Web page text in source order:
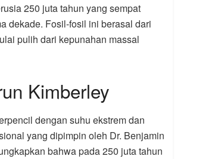
250 juta tahun yang sempat
dekade. Fosil-fosil ini berasal dari
pulih dari kepunahan massal
Kimberley
dengan suhu ekstrem dan
yang dipimpin oleh Dr. Benjamin
bahwa pada 250 juta tahun